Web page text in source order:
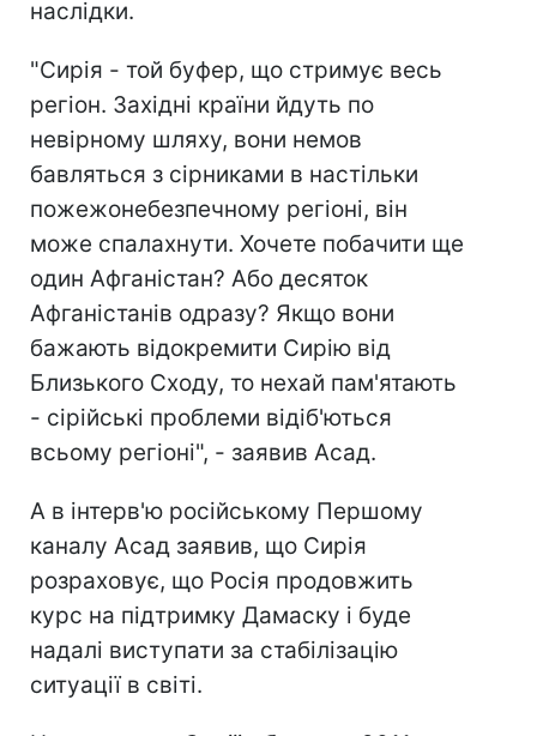
наслідки.
"Сирія - той буфер, що стримує весь
регіон. Західні країни йдуть по
невірному шляху, вони немов
бавляться з сірниками в настільки
пожежонебезпечному регіоні, він
може спалахнути. Хочете побачити ще
один Афганістан? Або десяток
Афганістанів одразу? Якщо вони
бажають відокремити Сирію від
Близького Сходу, то нехай пам'ятають
- сірійські проблеми відіб'ються
всьому регіоні", - заявив Асад.
А в інтерв'ю російському Першому
каналу Асад заявив, що Сирія
розраховує, що Росія продовжить
курс на підтримку Дамаску і буде
надалі виступати за стабілізацію
ситуації в світі.